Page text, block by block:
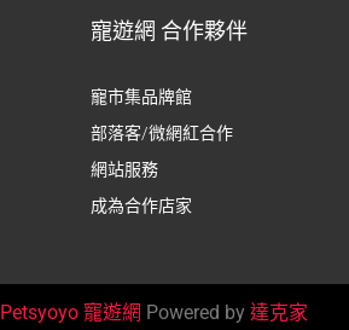
寵遊網 合作夥伴
寵市集品牌館
部落客/微網紅合作
網站服務
成為合作店家
Petsyoyo 寵遊網 Powered by 達克家